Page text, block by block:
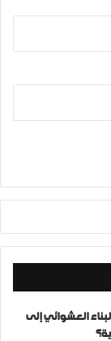
العشوائي إلى